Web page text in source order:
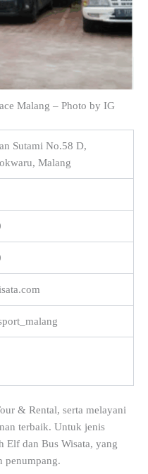
Malang – Photo by IG
Sutami No.58 D,
Malang
& Rental, serta melayani
terbaik. Untuk jenis
Elf dan Bus Wisata, yang
penumpang.